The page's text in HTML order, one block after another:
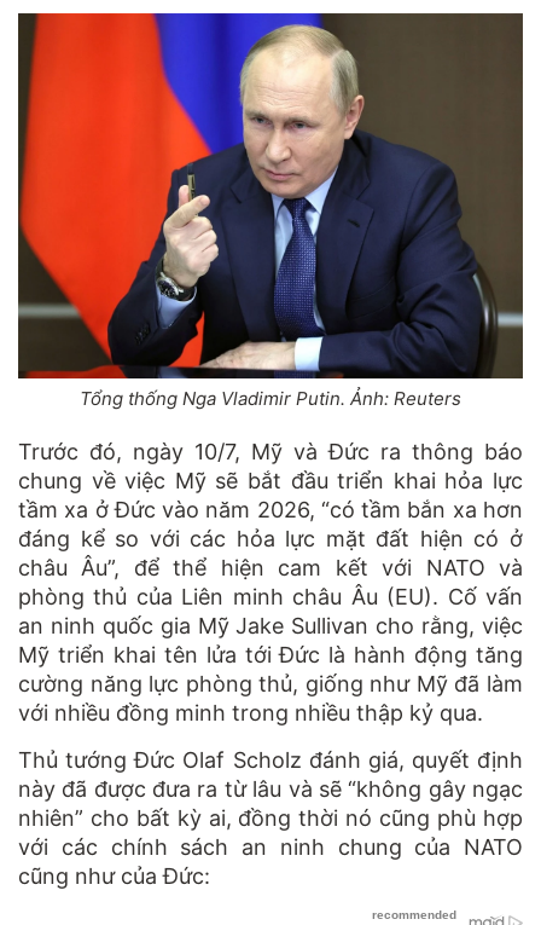
Tổng thống Nga Vladimir Putin. Ảnh: Reuters
Trước đó, ngày 10/7, Mỹ và Đức ra thông báo
chung về việc Mỹ sẽ bắt đầu triển khai hỏa lực
tầm xa ở Đức vào năm 2026, “có tầm bắn xa hơn
đáng kể so với các hỏa lực mặt đất hiện có ở
châu Âu”, để thể hiện cam kết với NATO và
phòng thủ của Liên minh châu Âu (EU). Cố vấn
an ninh quốc gia Mỹ Jake Sullivan cho rằng, việc
Mỹ triển khai tên lửa tới Đức là hành động tăng
cường năng lực phòng thủ, giống như Mỹ đã làm
với nhiều đồng minh trong nhiều thập kỷ qua.
Thủ tướng Đức Olaf Scholz đánh giá, quyết định
này đã được đưa ra từ lâu và sẽ “không gây ngạc
nhiên” cho bất kỳ ai, đồng thời nó cũng phù hợp
với các chính sách an ninh chung của NATO
cũng như của Đức: